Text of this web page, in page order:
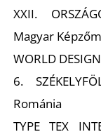
XXII.
Magyar
WORLD
6.
Románia
TYPE TEX